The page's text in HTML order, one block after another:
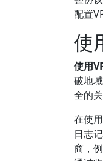
配置
使
使用
破地
全的关
在使
日志
商，